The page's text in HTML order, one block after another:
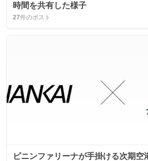
時間を共有した様子
27件のポスト
ピニンファリーナが手掛ける次期空